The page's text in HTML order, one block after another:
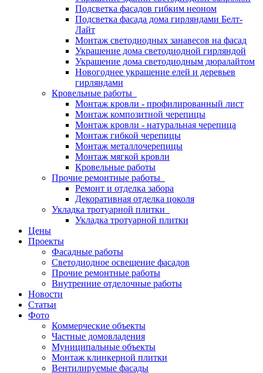
Подсветка фасадов гибким неоном
Подсветка фасада дома гирляндами Белт-
Лайт
Монтаж светодиодных занавесов на фасад
Украшение дома светодиодной гирляндой
Украшение дома светодиодным дюралайтом
Новогоднее украшение елей и деревьев
гирляндами
Кровельные работы
Монтаж кровли - профилированный лист
Монтаж композитной черепицы
Монтаж кровли - натуральная черепица
Монтаж гибкой черепицы
Монтаж металлочерепицы
Монтаж мягкой кровли
Кровельные работы
Прочие ремонтные работы
Ремонт и отделка забора
Декоративная отделка цоколя
Укладка тротуарной плитки
Укладка тротуарной плитки
Цены
Проекты
Фасадные работы
Светодиодное освещение фасадов
Прочие ремонтные работы
Внутренние отделочные работы
Новости
Статьи
Фото
Коммерческие объекты
Частные домовладения
Муниципальные объекты
Монтаж клинкерной плитки
Вентилируемые фасады